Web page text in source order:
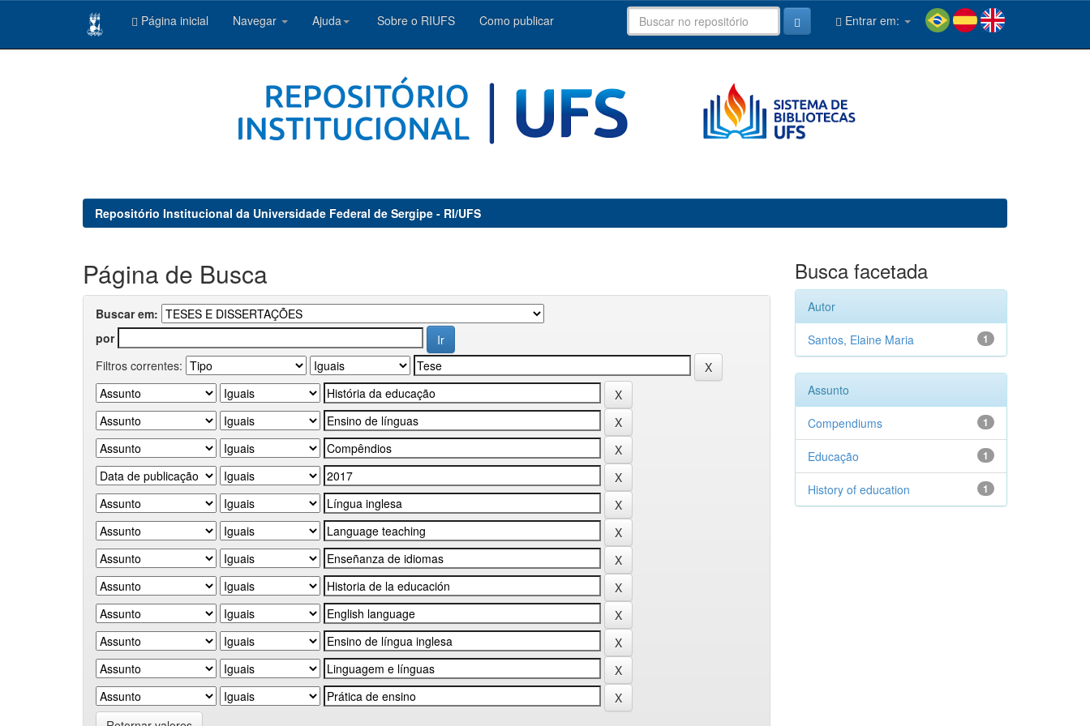
Página inicial Navegar Ajuda Sobre o RIUFS Como publicar Entrar em:
Repositório Institucional da Universidade Federal de Sergipe - RI/UFS
Página de Busca
Buscar em:
por
Filtros correntes:
Busca facetada
Autor
1
Santos, Elaine Maria
Assunto
1
Compendiums
1
Educação
1
History of education